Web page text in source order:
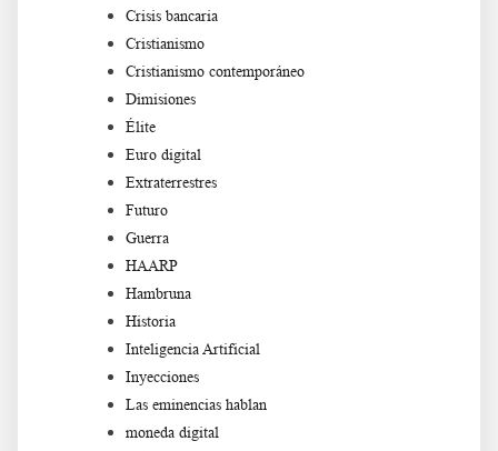
Crisis bancaria
Cristianismo
Cristianismo contemporáneo
Dimisiones
Élite
Euro digital
Extraterrestres
Futuro
Guerra
HAARP
Hambruna
Historia
Inteligencia Artificial
Inyecciones
Las eminencias hablan
moneda digital